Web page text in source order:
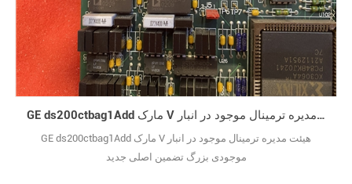
GE ds200ctbag1Add مارک V هیئت مدیره ترمینال موجود در انبار
GE ds200ctbag1Add مارک V هیئت مدیره ترمینال موجود در انبار
موجودی بزرگ تضمین اصلی جدید